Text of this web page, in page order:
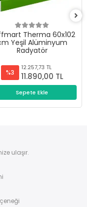
Therma 60x102
Yeşil Alüminyum
Radyatör
%3
12.257,73 TL
11.890,00 TL
Sepete Ekle
ulaşır.